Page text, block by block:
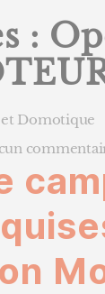
:
Domotique